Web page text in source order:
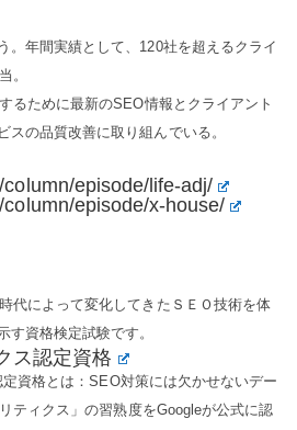
。年間実績として、120社を超えるクライ
。
るために最新のSEO情報とクライアント
スの品質改善に取り組んでいる。
episode/life-adj/
episode/x-house/
代によって変化してきたＳＥＯ技術を体
す資格検定試験です。
ス認定資格
資格とは：SEO対策には欠かせないデー
ティクス」の習熟度をGoogleが公式に認